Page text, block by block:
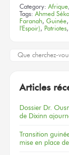
Category: Afrique,
Tags: Ahmed
Faranah, Guinée,
l'Espoir), Patriotes,
Articles
Dossier Dr.
de Dixinn
Transition
mise en place